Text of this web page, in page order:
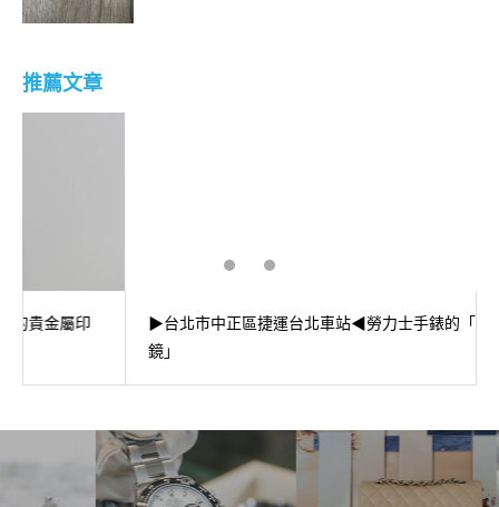
推薦文章
▶台北市中正區捷運台北車站◀勞力士手錶的「小窗凸透